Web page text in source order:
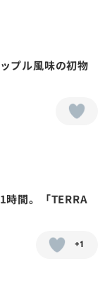
プル風味の初物
時間。「TERRA
+1